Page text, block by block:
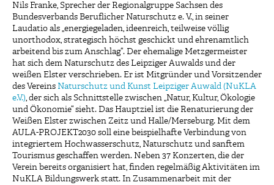
Nils Franke, Sprecher der Regionalgruppe Sachsen des
Bundesverbands Beruflicher Naturschutz e. V., in seiner
Laudatio als „energiegeladen, ideenreich, teilweise völlig
unorthodox, strategisch höchst geschickt und ehrenamtlich
arbeitend bis zum Anschlag“. Der ehemalige Metzgermeister
hat sich dem Naturschutz des Leipziger Auwalds und der
weißen Elster verschrieben. Er ist Mitgründer und Vorsitzender
des Vereins Naturschutz und Kunst Leipziger Auwald (NuKLA
e.V.) , der sich als Schnittstelle zwischen „Natur, Kultur, Ökologie
und Ökonomie“ sieht. Das Hauptziel ist die Renaturierung der
Weißen Elster zwischen Zeitz und Halle/Merseburg. Mit dem
AULA-PROJEKT2030 soll eine beispielhafte Verbindung von
integriertem Hochwasserschutz, Naturschutz und sanftem
Tourismus geschaffen werden. Neben 37 Konzerten, die der
Verein bereits organisiert hat, finden regelmäßig Aktivitäten im
NuKLA Bildungswerk statt. In Zusammenarbeit mit der